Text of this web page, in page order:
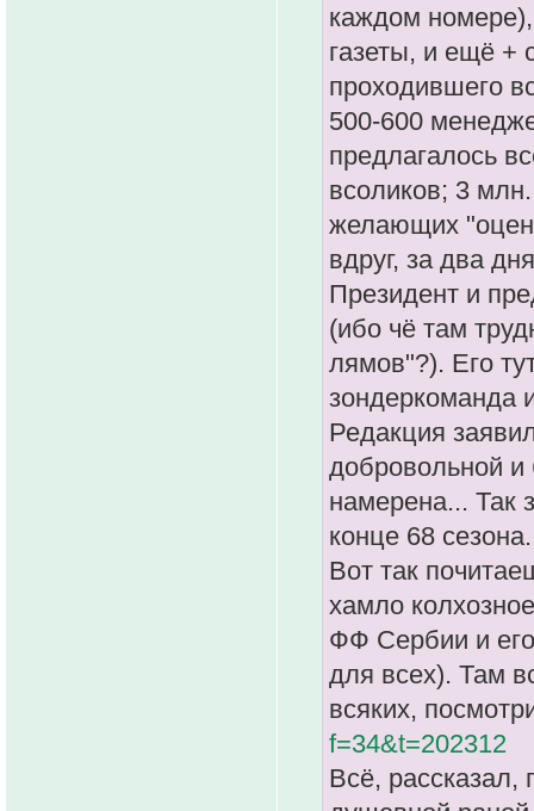
каждом
газеты, и ещё +
проходившего
500-600
предлагалось
всоликов; 3
желающих
вдруг, за два
Президент и
(ибо чё там
лямов"?). Его
зондеркоманда
Редакция
добровольной и
намерена... Так
конце 68
Вот так
хамло
ФФ Сербии и
для всех). Там
всяких,
f=34&t=202312
Всё, рассказал,